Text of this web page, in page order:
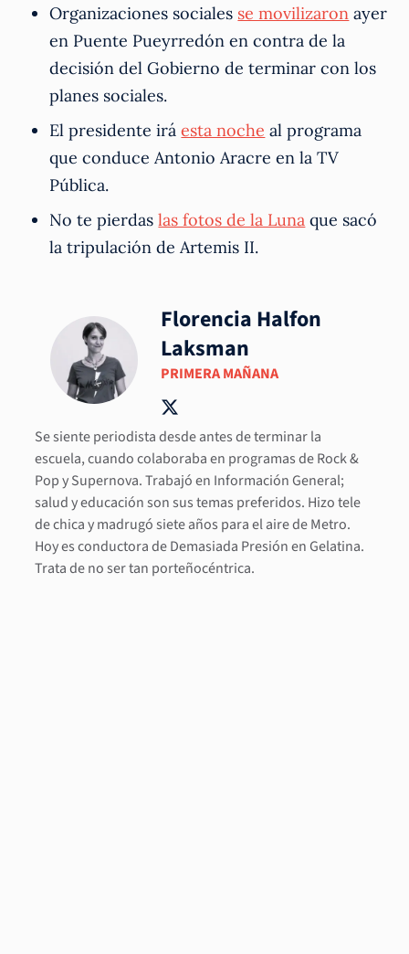
Organizaciones sociales se movilizaron ayer
en Puente Pueyrredón en contra de la
decisión del Gobierno de terminar con los
planes sociales.
El presidente iráesta noche al programa
que conduce Antonio Aracre en la TV
Pública.
No te pierdaslas fotos de la Luna que sacó
la tripulación de Artemis II.
Florencia Halfon
Laksman
PRIMERA MAÑANA
Se siente periodista desde antes de terminar la
escuela, cuando colaboraba en programas de Rock &
Pop y Supernova. Trabajó en Información General;
salud y educación son sus temas preferidos. Hizo tele
de chica y madrugó siete años para el aire de Metro.
Hoy es conductora de Demasiada Presión en Gelatina.
Trata de no ser tan porteñocéntrica.